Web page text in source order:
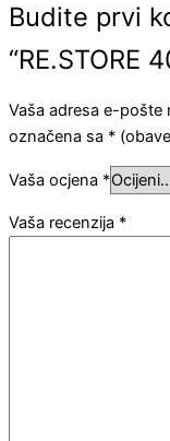
Budite prvi
“RE.STORE
Vaša adresa e-pošte
označena sa *
Vaša ocjena *
Vaša recenzija *